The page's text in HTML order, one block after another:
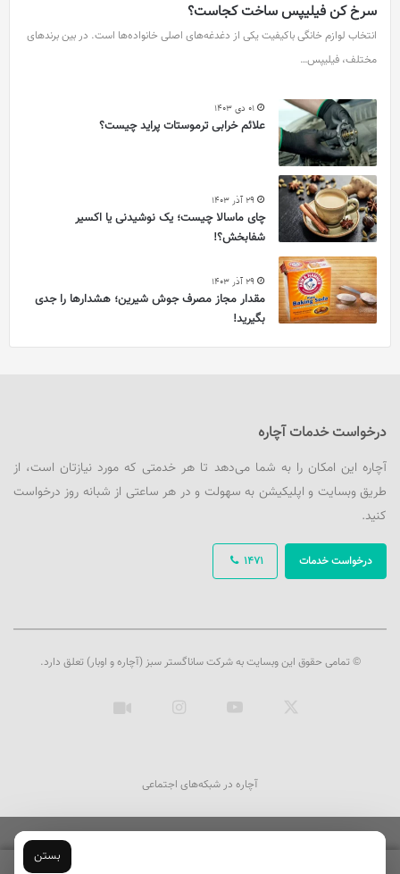
سرخ کن فیلیپس ساخت کجاست؟
انتخاب لوازم خانگی باکیفیت یکی از دغدغه‌های اصلی خانواده‌ها است. در بین برندهای
مختلف، فیلیپس…
01 دی 1403
علائم خرابی ترموستات پراید چیست؟
29 آذر 1403
چای ماسالا چیست؛ یک نوشیدنی یا اکسیر
شفابخش؟!
29 آذر 1403
مقدار مجاز مصرف جوش شیرین؛ هشدارها را جدی
بگیرید!
درخواست خدمات آچاره
آچاره این امکان را به شما می‌دهد تا هر خدمتی که مورد نیازتان است، از
طریق وبسایت و اپلیکیشن به سهولت و در هر ساعتی از شبانه روز درخواست
کنید.
1471 درخواست خدمات
© تمامی حقوق این وبسایت به شرکت ساناگستر سبز (آچاره و اوبار) تعلق دارد.
یوتیوب اینستاگرام
آچاره در شبکه‌های اجتماعی
بستن